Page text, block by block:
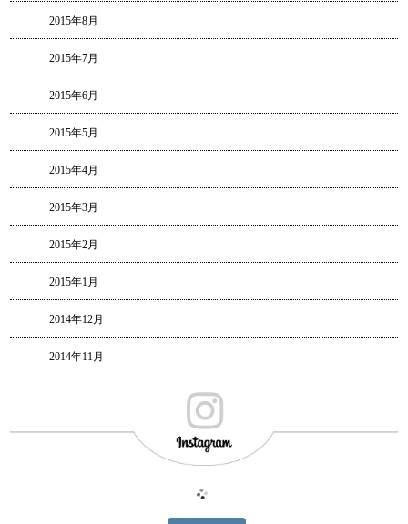
2015年8月
2015年7月
2015年6月
2015年5月
2015年4月
2015年3月
2015年2月
2015年1月
2014年12月
2014年11月